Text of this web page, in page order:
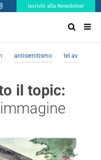
Iscriviti alla Newsletter
antisemitismo tel aviv
il topic: